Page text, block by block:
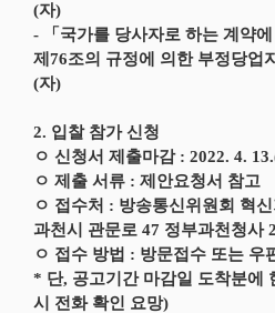
(자)
- 「국가를 당사자로 하는 계약에
제76조의 규정에 의한 부정당업
(자)
2. 입찰 참가 신청
ㅇ 신청서 제출마감 : 2022. 4.
ㅇ 제출 서류 : 제안요청서 참고
ㅇ 접수처 : 방송통신위원회 혁
과천시 관문로 47 정부과천청사
ㅇ 접수 방법 : 방문접수 또는 우
* 단, 공고기간 마감일 도착분에
시 전화 확인 요망)